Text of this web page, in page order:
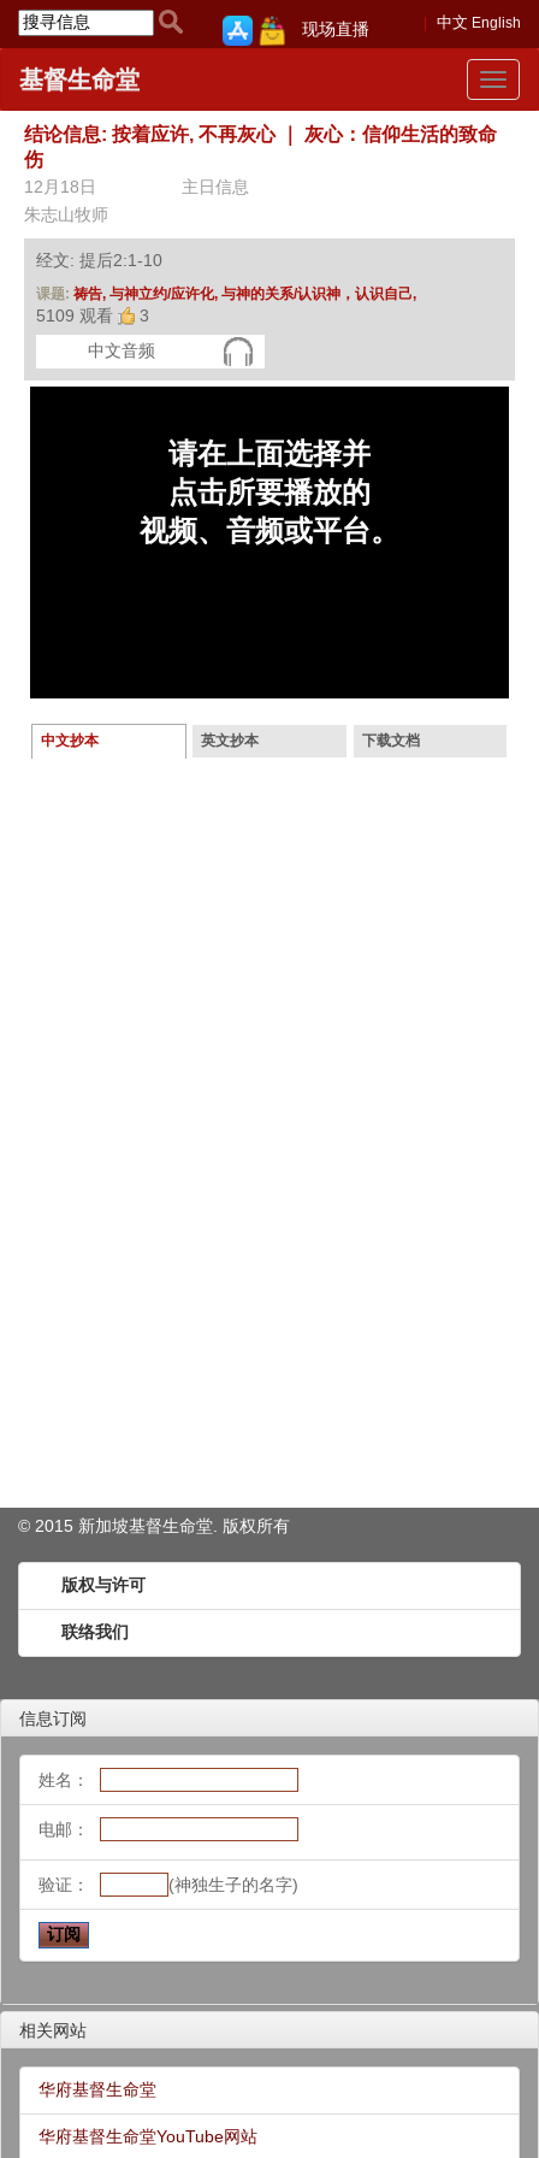
中文 English
现场直播
Toggle
基督生命堂
结论信息: 按着应许, 不再灰心
灰心：信仰生活的致命
伤
12月18日
主日信息
朱志山牧师
经文: 提后2:1-10
课题: 祷告, 与神立约/应许化, 与神的关系/认识神，认识自己,
5109 观看
3
中文音频
中文抄本 英文抄本 下载文档
© 2015 新加坡基督生命堂. 版权所有
版权与许可
联络我们
信息订阅
姓名：
电邮：
验证： (神独生子的名字)
相关网站
华府基督生命堂
华府基督生命堂YouTube网站